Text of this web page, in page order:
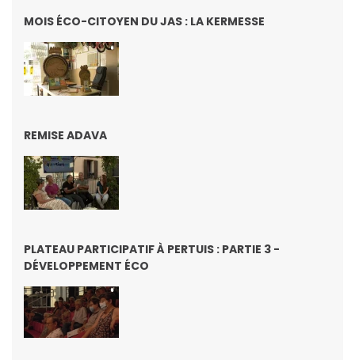
MOIS ÉCO-CITOYEN DU JAS : LA KERMESSE
REMISE ADAVA
PLATEAU PARTICIPATIF À PERTUIS : PARTIE 3 -
DÉVELOPPEMENT ÉCO